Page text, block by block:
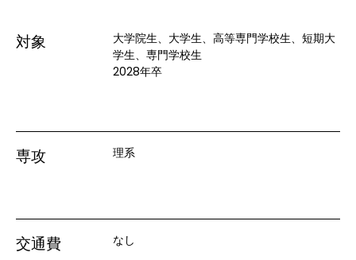
対象
大学院生、大学生、高等専門学校生、短期大
学生、専門学校生
2028年卒
専攻 理系
交通費 なし